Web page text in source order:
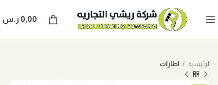
0,00 ر.س
الرئيسية اطارات